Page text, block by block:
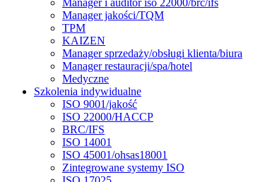
Manager jakości/TQM
TPM
KAIZEN
Manager sprzedaży/obsługi klienta/biura
Manager restauracji/spa/hotel
Medyczne
Szkolenia indywidualne
ISO 9001/jakość
ISO 22000/HACCP
BRC/IFS
ISO 14001
ISO 45001/ohsas18001
Zintegrowane systemy ISO